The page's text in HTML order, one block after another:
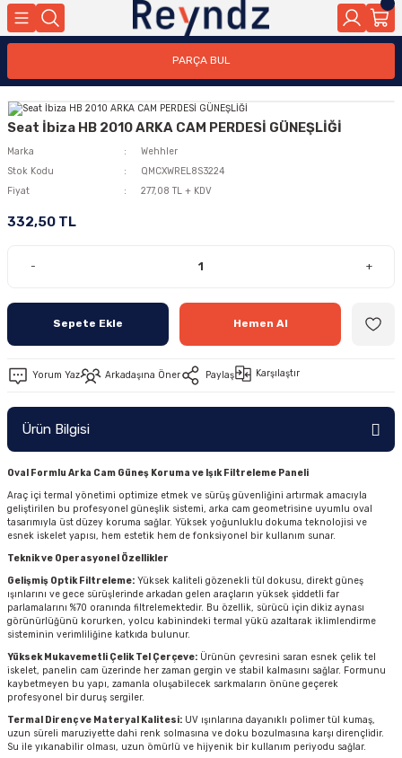
PARÇA BUL
Seat İbiza HB 2010 ARKA CAM PERDESİ GÜNEŞLİĞİ
Marka
Wehhler
Stok Kodu
QMCXWREL8S3224
Fiyat
277,08 TL + KDV
332,50 TL
- +
Sepete Ekle Hemen Al
Yorum Yaz Arkadaşına Öner Paylaş Karşılaştır
Ürün Bilgisi
Oval Formlu Arka Cam Güneş Koruma ve Işık Filtreleme Paneli
Araç içi termal yönetimi optimize etmek ve sürüş güvenliğini artırmak amacıyla
geliştirilen bu profesyonel güneşlik sistemi, arka cam geometrisine uyumlu oval
tasarımıyla üst düzey koruma sağlar. Yüksek yoğunluklu dokuma teknolojisi ve
esnek iskelet yapısı, hem estetik hem de fonksiyonel bir kullanım sunar.
Teknik ve Operasyonel Özellikler
Gelişmiş Optik Filtreleme: Yüksek kaliteli gözenekli tül dokusu, direkt güneş
ışınlarını ve gece sürüşlerinde arkadan gelen araçların yüksek şiddetli far
parlamalarını %70 oranında filtrelemektedir. Bu özellik, sürücü için dikiz aynası
görünürlüğünü korurken, yolcu kabinindeki termal yükü azaltarak iklimlendirme
sisteminin verimliliğine katkıda bulunur.
Yüksek Mukavemetli Çelik Tel Çerçeve: Ürünün çevresini saran esnek çelik tel
iskelet, panelin cam üzerinde her zaman gergin ve stabil kalmasını sağlar. Formunu
kaybetmeyen bu yapı, zamanla oluşabilecek sarkmaların önüne geçerek
profesyonel bir duruş sergiler.
Termal Direnç ve Materyal Kalitesi: UV ışınlarına dayanıklı polimer tül kumaş,
uzun süreli maruziyette dahi renk solmasına ve doku bozulmasına karşı dirençlidir.
Su ile yıkanabilir olması, uzun ömürlü ve hijyenik bir kullanım periyodu sağlar.